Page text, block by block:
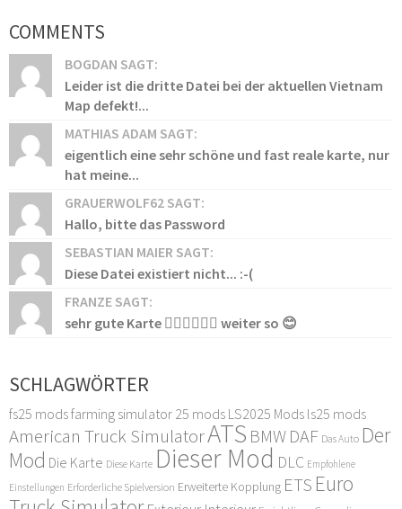
COMMENTS
BOGDAN SAGT:
Leider ist die dritte Datei bei der aktuellen Vietnam
Map defekt!...
MATHIAS ADAM SAGT:
eigentlich eine sehr schöne und fast reale karte, nur
hat meine...
GRAUERWOLF62 SAGT:
Hallo, bitte das Password
SEBASTIAN MAIER SAGT:
Diese Datei existiert nicht... :-(
FRANZE SAGT:
sehr gute Karte 👍🏻👍🏻👍🏻 weiter so 😊
SCHLAGWÖRTER
fs25 modsfarming simulator 25 mods LS2025 Mods ls25 mods
American Truck SimulatorATS BMW DAF Das Auto Der
Mod Die Karte Diese Karte Dieser Mod DLC Empfohlene
Einstellungen Erforderliche Spielversion Erweiterte Kopplung ETS Euro